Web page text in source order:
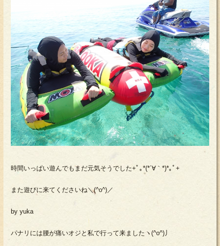
時間いっぱい遊んでもまだ元気そうでした+ﾟ｡*(*´∀｀*)*｡ﾟ+
また遊びに来てくださいね＼(^o^)／
by yuka
パナリには腰が痛いオジと私で行って来ましたヽ(^o^)丿